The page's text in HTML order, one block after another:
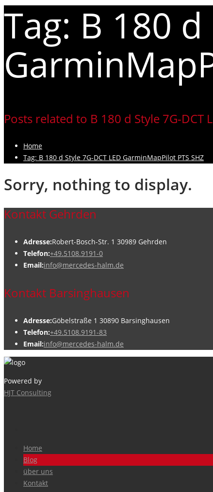
Tag: B 180 d
Posts related to B 180 d Style 7G-DCT
Home
Tag: B 180 d Style 7G-DCT LED GarminMapPilot PTS SHZ
Sorry, nothing to display.
Kontakt Gehrden
Adresse:Robert-Bosch-Str. 1 30989 Gehrden
Telefon:+49.5108.9191-0
Email:info@mercedes-halm.de
Kontakt Barsinghausen
Adresse:Göbelstraße 1 30890 Barsinghausen
Telefon:+49.5108.9191-83
Email:info@mercedes-halm.de
Powered by
HJT Consulting
Home
Blog
über uns
Kontakt